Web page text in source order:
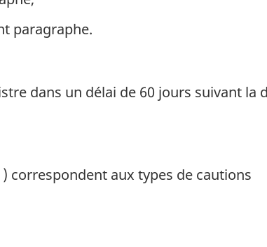
paragraphe.
dans un délai de 60 jours suivant la
correspondent aux types de cautions